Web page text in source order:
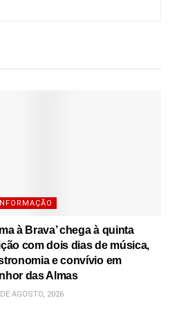
à Brava’ chega à quinta
com dois dias de música,
e convívio em
das Almas
AGOSTO, 2026